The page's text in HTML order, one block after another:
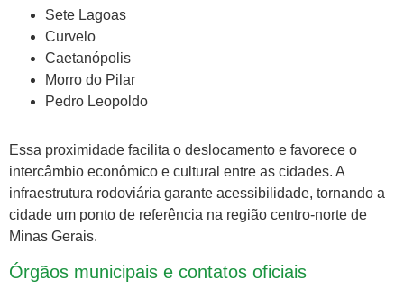
Sete Lagoas
Curvelo
Caetanópolis
Morro do Pilar
Pedro Leopoldo
Essa proximidade facilita o deslocamento e favorece o
intercâmbio econômico e cultural entre as cidades. A
infraestrutura rodoviária garante acessibilidade, tornando a
cidade um ponto de referência na região centro-norte de
Minas Gerais.
Órgãos municipais e contatos oficiais